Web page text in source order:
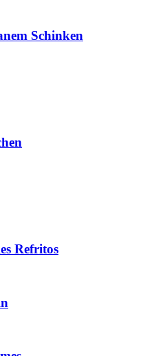
Schinken
Refritos